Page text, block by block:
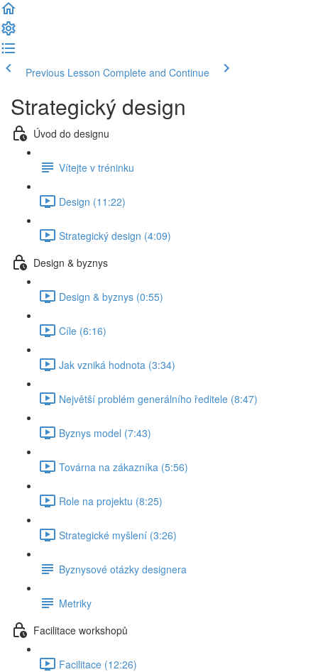
Previous Lesson Complete and Continue
Strategický design
Úvod do designu
Vítejte v tréninku
Design (11:22)
Strategický design (4:09)
Design & byznys
Design & byznys (0:55)
Cíle (6:16)
Jak vzniká hodnota (3:34)
Největší problém generálního ředitele (8:47)
Byznys model (7:43)
Továrna na zákazníka (5:56)
Role na projektu (8:25)
Strategické myšlení (3:26)
Byznysové otázky designera
Metriky
Facilitace workshopů
Facilitace (12:26)